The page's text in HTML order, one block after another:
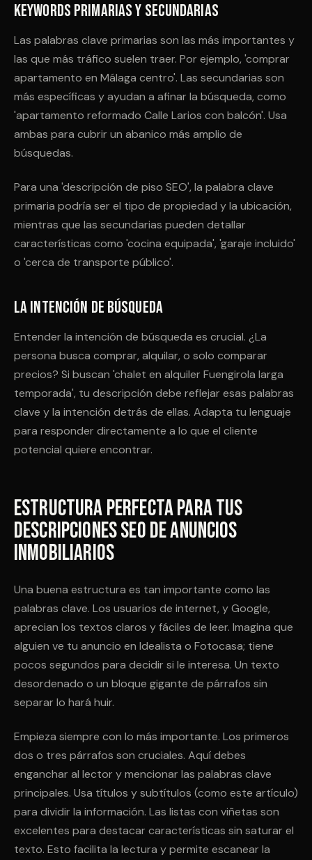
Keywords Primarias y Secundarias
Las palabras clave primarias son las más importantes y
las que más tráfico suelen traer. Por ejemplo, 'comprar
apartamento en Málaga centro'. Las secundarias son
más específicas y ayudan a afinar la búsqueda, como
'apartamento reformado Calle Larios con balcón'. Usa
ambas para cubrir un abanico más amplio de
búsquedas.
Para una 'descripción de piso SEO', la palabra clave
primaria podría ser el tipo de propiedad y la ubicación,
mientras que las secundarias pueden detallar
características como 'cocina equipada', 'garaje incluido'
o 'cerca de transporte público'.
La Intención de Búsqueda
Entender la intención de búsqueda es crucial. ¿La
persona busca comprar, alquilar, o solo comparar
precios? Si buscan 'chalet en alquiler Fuengirola larga
temporada', tu descripción debe reflejar esas palabras
clave y la intención detrás de ellas. Adapta tu lenguaje
para responder directamente a lo que el cliente
potencial quiere encontrar.
Estructura Perfecta para Tus
Descripciones SEO de Anuncios
Inmobiliarios
Una buena estructura es tan importante como las
palabras clave. Los usuarios de internet, y Google,
aprecian los textos claros y fáciles de leer. Imagina que
alguien ve tu anuncio en Idealista o Fotocasa; tiene
pocos segundos para decidir si le interesa. Un texto
desordenado o un bloque gigante de párrafos sin
separar lo hará huir.
Empieza siempre con lo más importante. Los primeros
dos o tres párrafos son cruciales. Aquí debes
enganchar al lector y mencionar las palabras clave
principales. Usa títulos y subtítulos (como este artículo)
para dividir la información. Las listas con viñetas son
excelentes para destacar características sin saturar el
texto. Esto facilita la lectura y permite escanear la